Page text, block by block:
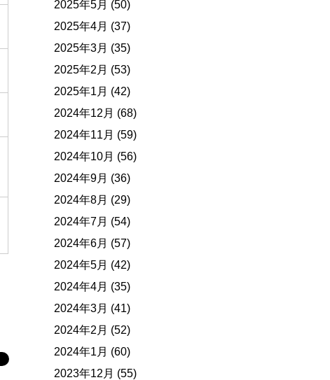
2025年5月 (50)
2025年4月 (37)
2025年3月 (35)
2025年2月 (53)
2025年1月 (42)
2024年12月 (68)
2024年11月 (59)
2024年10月 (56)
2024年9月 (36)
2024年8月 (29)
2024年7月 (54)
2024年6月 (57)
2024年5月 (42)
2024年4月 (35)
2024年3月 (41)
2024年2月 (52)
2024年1月 (60)
2023年12月 (55)